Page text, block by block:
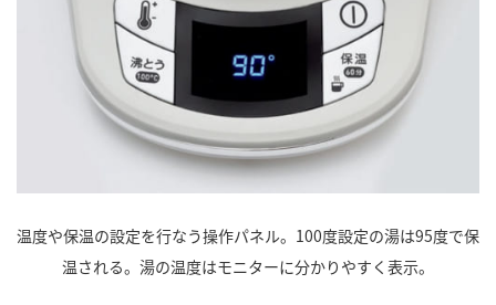
温度や保温の設定を行なう操作パネル。100度設定の湯は95度で保
温される。湯の温度はモニターに分かりやすく表示。